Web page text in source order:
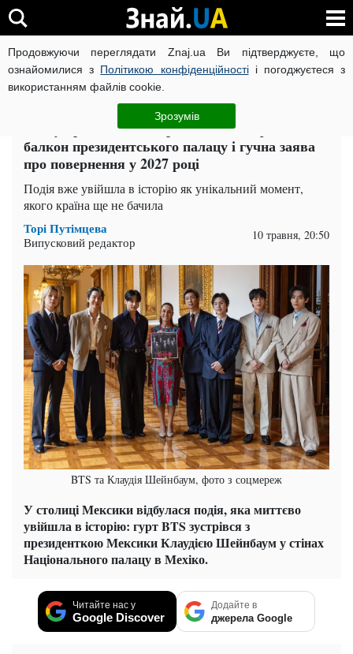
Продовжуючи переглядати Znaj.ua Ви підтверджуєте, що
ознайомилися з Політикою конфіденційностіі погоджуєтеся з
використанням файлів cookie.
Зрозумів
ВІЙНА РОСІЇ ПРОТИ УКРАЇНИ КОРОНАВІРУС В УКРАЇНІ
Шоу-бізнес ЧИТАТЬ НА РУССКОМ
BTS увірвалися в історію: 50 тисяч фанів,
балкон президентського палацу і гучна заява
про повернення у 2027 році
Подія вже увійшла в історію як унікальний момент,
якого країна ще не бачила
Торі Путімцева
Випусковий редактор 10 травня, 20:50
BTS та Клаудія Шейнбаум, фото з соцмереж
У столиці Мексики відбулася подія, яка миттєво
увійшла в історію: гурт BTS зустрівся з
президенткою Мексики Клаудією Шейнбаум у стінах
Національного палацу в Мехіко.
Читайте нас у
Google Discover
Додайте в
джерела Google